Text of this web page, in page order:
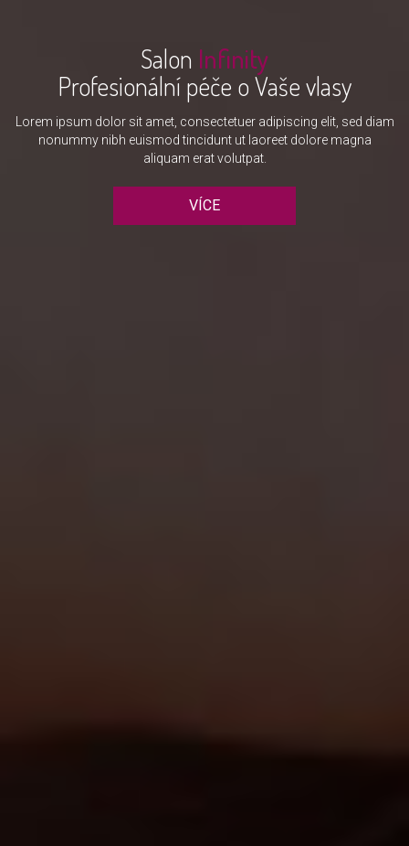
Salon Infinity
Profesionální péče o Vaše vlasy
Lorem ipsum dolor sit amet, consectetuer adipiscing elit, sed diam
nonummy nibh euismod tincidunt ut laoreet dolore magna
aliquam erat volutpat.
VÍCE